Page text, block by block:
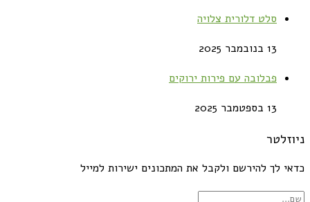
סלט דלורית צלויה
13 בנובמבר 2025
פבלובה עם פירות ירוקים
13 בספטמבר 2025
ניוזלטר
כדאי לך להירשם ולקבל את המתכונים ישירות למייל